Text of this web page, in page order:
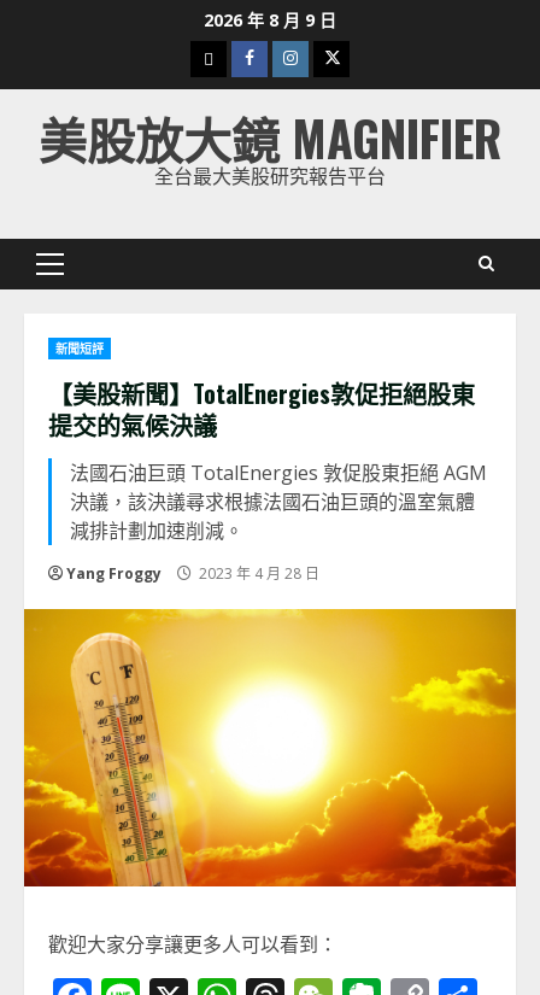
2026 年 8 月 9 日
下
載
美
股
Facebook
Instagram
Twitter
美股放大鏡 MAGNIFIER
全台最大美股研究報告平台
Primary
新聞短評
【美股新聞】TotalEnergies敦促拒絕股東
提交的氣候決議
法國石油巨頭 TotalEnergies 敦促股東拒絕 AGM
決議，該決議尋求根據法國石油巨頭的溫室氣體
減排計劃加速削減。
Yang Froggy 2023 年 4 月 28 日
歡迎大家分享讓更多人可以看到：